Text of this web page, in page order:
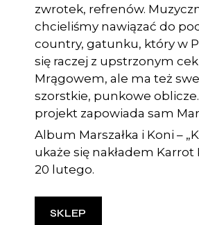
zwrotek, refrenów.
chcieliśmy nawiązać do
country, gatunku, który w
się raczej z upstrzonym
Mrągowem, ale ma też
szorstkie, punkowe
projekt zapowiada sam
Album Marszałka i Koni –
ukaże się nakładem
20 lutego.
SKLEP